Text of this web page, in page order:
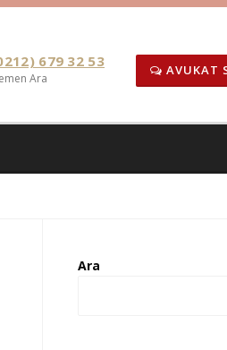
679 32 53
Ara
AVUKAT
Ara